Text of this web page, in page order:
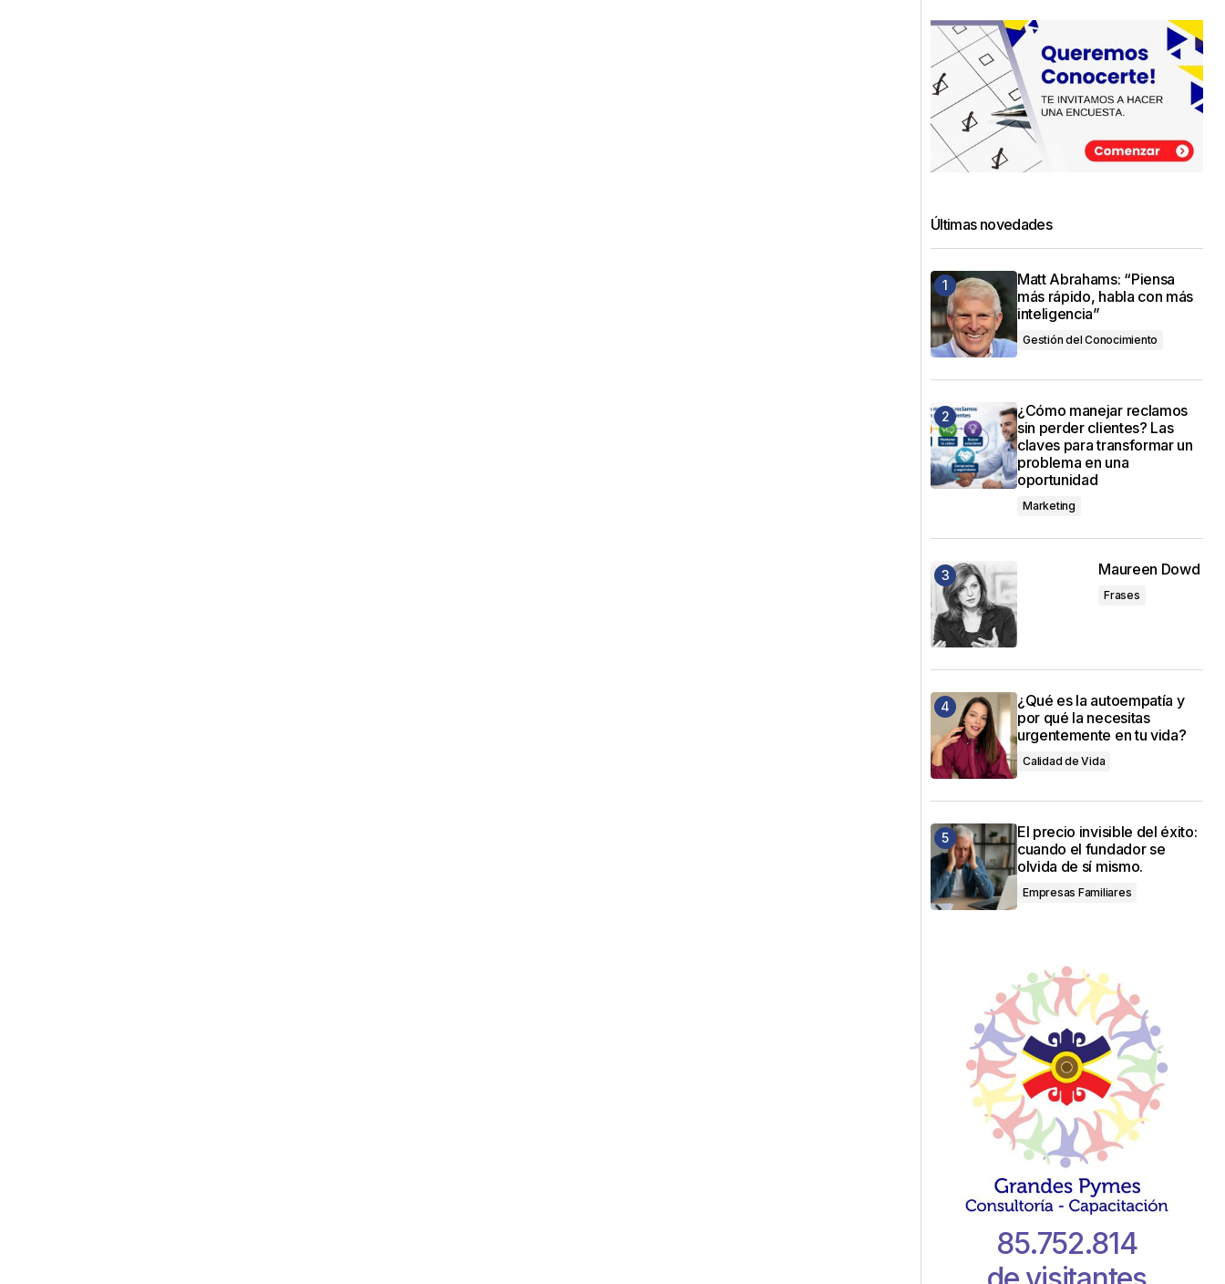
Últimas novedades
Matt Abrahams: “Piensa
más rápido, habla con más
inteligencia”
Gestión del Conocimiento
¿Cómo manejar reclamos
sin perder clientes? Las
claves para transformar un
problema en una
oportunidad
Marketing
Maureen Dowd
Frases
¿Qué es la autoempatía y
por qué la necesitas
urgentemente en tu vida?
Calidad de Vida
El precio invisible del éxito:
cuando el fundador se
olvida de sí mismo.
Empresas Familiares
85.752.814